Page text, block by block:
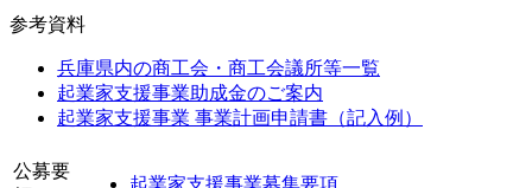
参考資料
兵庫県内の商工会・商工会議所等一覧
起業家支援事業助成金のご案内
起業家支援事業 事業計画申請書（記入例）
公募要